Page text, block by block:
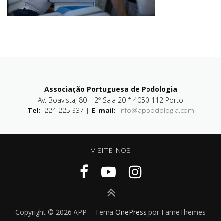
Associação Portuguesa de Podologia
Av. Boavista, 80 – 2º Sala 20 * 4050-112 Porto
Tel: 224 225 337 | E-mail: info@appodologia.com
VISITE-NOS
Copyright © 2026 APP – Tema OnePress por FameThemes